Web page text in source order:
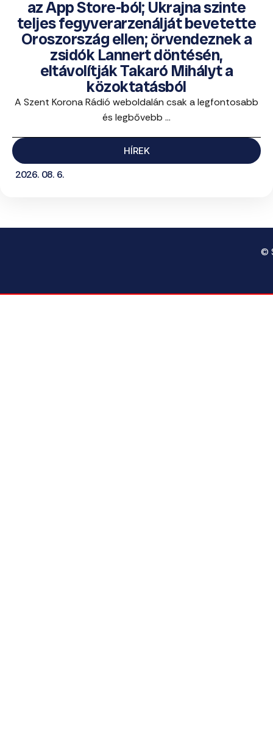
az App Store-ból; Ukrajna szinte
teljes fegyverarzenálját bevetette
Oroszország ellen; örvendeznek a
zsidók Lannert döntésén,
eltávolítják Takaró Mihályt a
közoktatásból
A Szent Korona Rádió weboldalán csak a legfontosabb
és legbővebb ...
HÍREK
2026. 08. 6.
©